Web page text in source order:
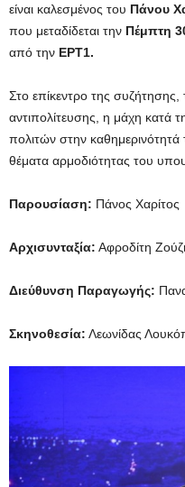
είναι καλεσμένος του Πάνου
που μεταδίδεται την Πέμπτη
από την ΕΡΤ1.
Στο επίκεντρο της συζήτησης,
αντιπολίτευσης, η μάχη κατά
πολιτών στην καθημερινότητά
θέματα αρμοδιότητας του
Παρουσίαση: Πάνος Χαρίτος
Αρχισυνταξία: Αφροδίτη
Διεύθυνση Παραγωγής:
Σκηνοθεσία: Λεωνίδας